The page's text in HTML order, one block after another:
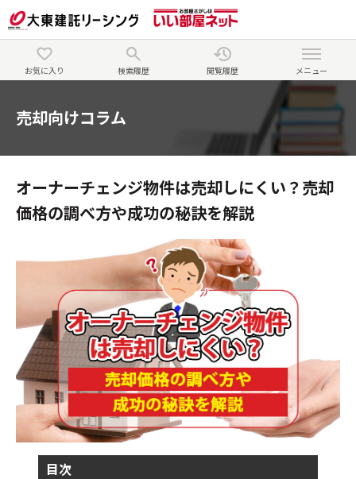
お気に入り 検索履歴 閲覧履歴 メニュー
売却向けコラム
オーナーチェンジ物件は売却しにくい？売却
価格の調べ方や成功の秘訣を解説
目次